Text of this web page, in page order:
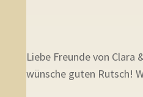
Liebe Freunde von Clara
wünsche guten Rutsch!